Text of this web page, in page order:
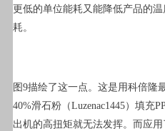
更低的单位能耗又能降低产品的
耗。
图9描绘了这一点。这是用科倍隆
40%滑石粉（Luzenac1445）填充
出机的高扭矩就无法发挥。而应